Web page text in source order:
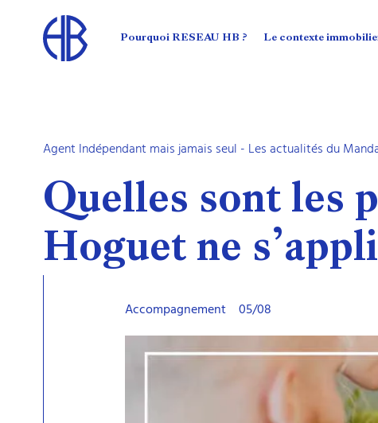
Pourquoi RESEAU HB ? Le contexte
Agent Indépendant mais jamais seul - Les actualités du
Quelles sont les
Hoguet ne
Accompagnement 05/08